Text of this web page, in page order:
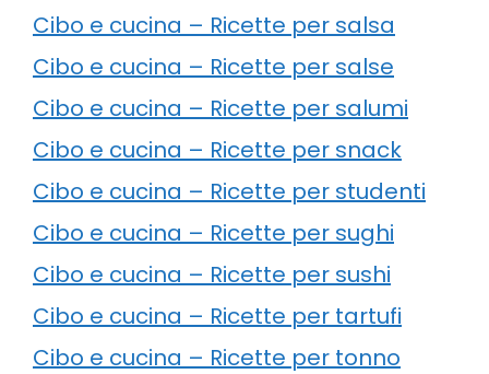
Cibo e cucina – Ricette per salsa
Cibo e cucina – Ricette per salse
Cibo e cucina – Ricette per salumi
Cibo e cucina – Ricette per snack
Cibo e cucina – Ricette per studenti
Cibo e cucina – Ricette per sughi
Cibo e cucina – Ricette per sushi
Cibo e cucina – Ricette per tartufi
Cibo e cucina – Ricette per tonno